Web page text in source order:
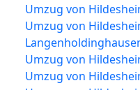
Umzug von
Umzug von
Umzug von
Umzug von